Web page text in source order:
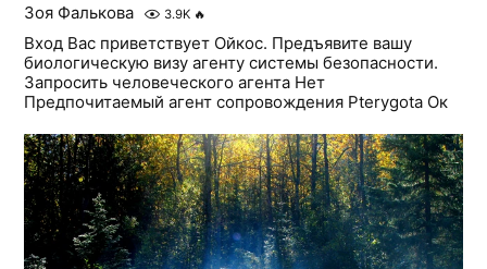
Зоя Фалькова 3.9K 🔥
Вход Вас приветствует Ойкос. Предъявите вашу
биологическую визу агенту системы безопасности.
Запросить человеческого агента Нет
Предпочитаемый агент сопровождения Pterygota Ок